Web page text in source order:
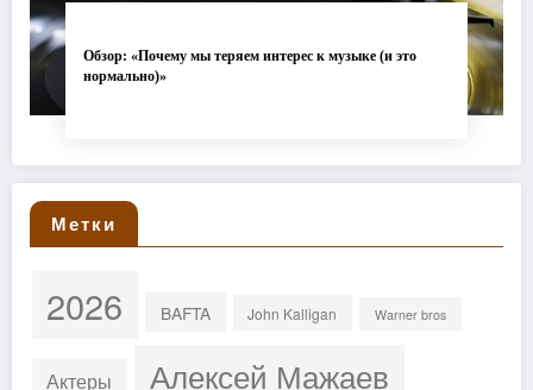
Обзор: «Почему мы теряем интерес к музыке (и это
нормально)»
Метки
2026 BAFTA John Kalligan Warner bros
Актеры Алексей Мажаев